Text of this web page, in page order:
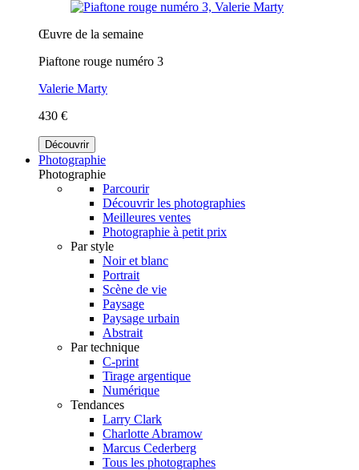
Œuvre de la semaine
Piaftone rouge numéro 3
Valerie Marty
430 €
Découvrir
Photographie
Photographie
Parcourir
Découvrir les photographies
Meilleures ventes
Photographie à petit prix
Par style
Noir et blanc
Portrait
Scène de vie
Paysage
Paysage urbain
Abstrait
Par technique
C-print
Tirage argentique
Numérique
Tendances
Larry Clark
Charlotte Abramow
Marcus Cederberg
Tous les photographes